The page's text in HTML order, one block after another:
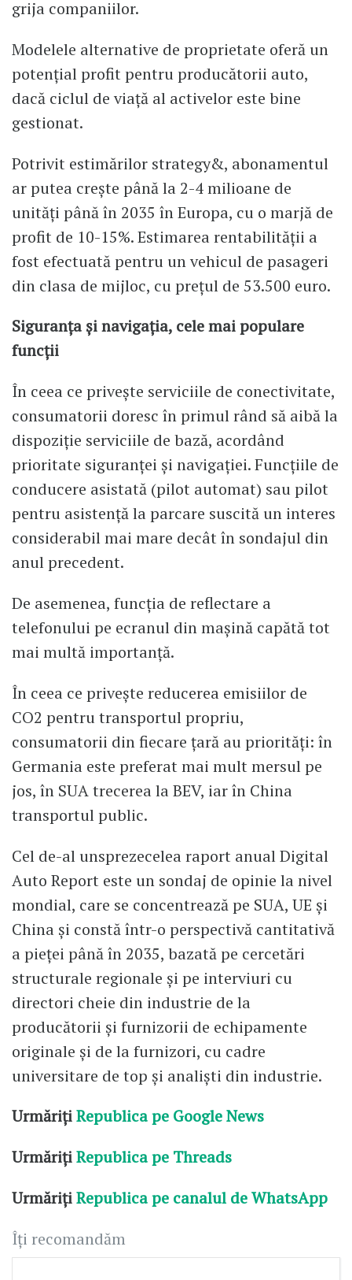
grija companiilor.
Modelele alternative de proprietate oferă un
potențial profit pentru producătorii auto,
dacă ciclul de viață al activelor este bine
gestionat.
Potrivit estimărilor strategy&, abonamentul
ar putea crește până la 2-4 milioane de
unități până în 2035 în Europa, cu o marjă de
profit de 10-15%. Estimarea rentabilității a
fost efectuată pentru un vehicul de pasageri
din clasa de mijloc, cu prețul de 53.500 euro.
Siguranța și navigația, cele mai populare
funcții
În ceea ce privește serviciile de conectivitate,
consumatorii doresc în primul rând să aibă la
dispoziție serviciile de bază, acordând
prioritate siguranței și navigației. Funcțiile de
conducere asistată (pilot automat) sau pilot
pentru asistență la parcare suscită un interes
considerabil mai mare decât în sondajul din
anul precedent.
De asemenea, funcția de reflectare a
telefonului pe ecranul din mașină capătă tot
mai multă importanță.
În ceea ce privește reducerea emisiilor de
CO2 pentru transportul propriu,
consumatorii din fiecare țară au priorități: în
Germania este preferat mai mult mersul pe
jos, în SUA trecerea la BEV, iar în China
transportul public.
Cel de-al unsprezecelea raport anual Digital
Auto Report este un sondaj de opinie la nivel
mondial, care se concentrează pe SUA, UE și
China și constă într-o perspectivă cantitativă
a pieței până în 2035, bazată pe cercetări
structurale regionale și pe interviuri cu
directori cheie din industrie de la
producătorii și furnizorii de echipamente
originale și de la furnizori, cu cadre
universitare de top și analiști din industrie.
UrmărițiRepublica pe Google News
UrmărițiRepublica pe Threads
UrmărițiRepublica pe canalul de WhatsApp
Îți recomandăm